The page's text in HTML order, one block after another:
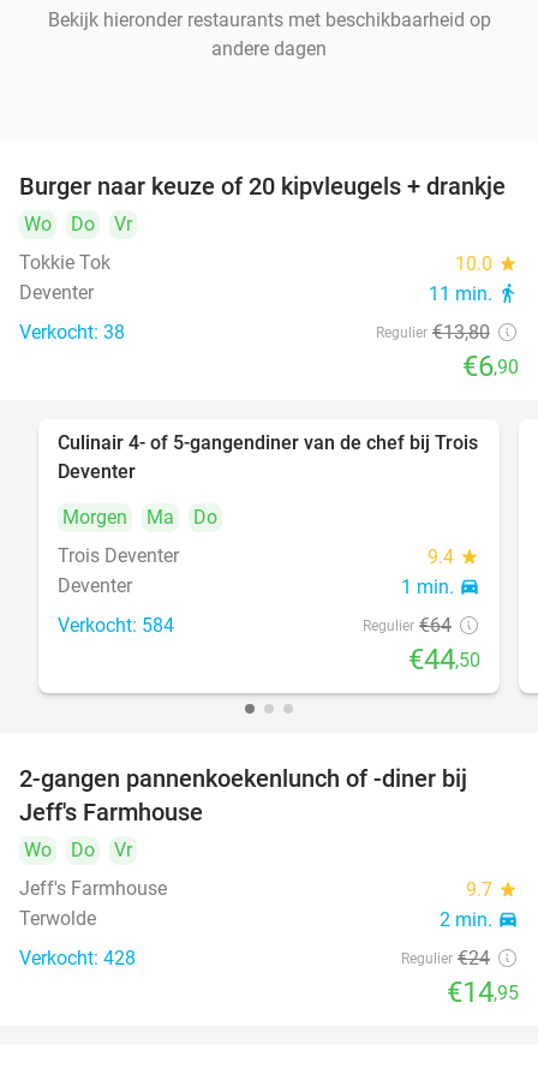
Bekijk hieronder restaurants met beschikbaarheid op
andere dagen
50%
DAY
FULL
Burger naar keuze of 20 kipvleugels + drankje
Wo Do
Vr
Tokkie Tok
10.0 star
Deventer 11 min. directions_walk
Verkocht: 38 Regulier €13,80
€6,90
30%
FULL
Culinair 4- of 5-gangendiner van de chef bij Trois
Deventer
Morgen
Ma
Do
Trois Deventer
9.4 star
Deventer 1 min. directions_car
Verkocht: 584 Regulier €64
€44,50
38%
DAY
FULL
2-gangen pannenkoekenlunch of -diner bij
Jeff's Farmhouse
Wo Do
Vr
Jeff's Farmhouse
9.7 star
Terwolde 2 min. directions_car
Verkocht: 428 Regulier €24
€14,95